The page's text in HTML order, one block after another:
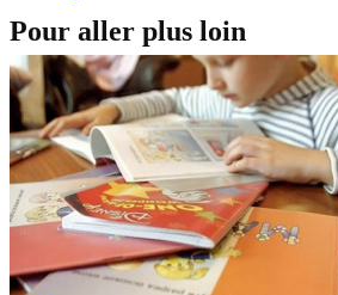
Pour aller plus loin